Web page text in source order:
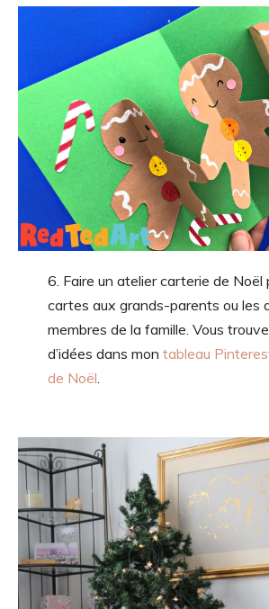
6. Faire un atelier carterie de Noël
cartes aux grands-parents ou les
membres de la famille. Vous
d’idées dans mon tableau
de Noël.